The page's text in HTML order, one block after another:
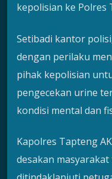
kepolisian ke Polres
Setibadi kantor
dengan perilaku
pihak kepolisian
pengecekan urine
kondisi mental dan
Kapolres Tapteng
desakan